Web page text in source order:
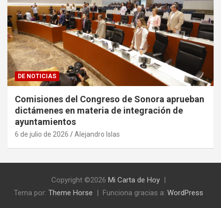
DE NOTICIAS
Comisiones del Congreso de Sonora aprueban
dictámenes en materia de integración de
ayuntamientos
6 de julio de 2026 Alejandro Islas
Copyright ©2026 Mi Carta de Hoy
Tema por: Theme Horse Funciona gracias a: WordPress